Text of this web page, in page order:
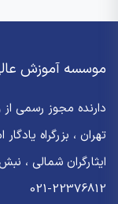
موسسه آموزش
دارنده مجوز رسمی از
تهران ، بزرگراه
ایثارگران شمالی ،
021-22376812